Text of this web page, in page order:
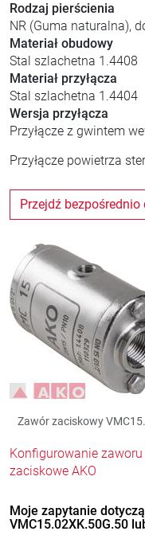
Rodzaj pierścienia
NR (Guma naturalna),
Materiał obudowy
Stal szlachetna 1.4408
Materiał przyłącza
Stal szlachetna 1.4404
Wersja przyłącza
Przyłącze z gwintem
Przyłącze powietrza
Przejdź bezpośrednio
Zawór zaciskowy
Konfigurowanie
zaciskowe AKO
Moje zapytanie
VMC15.02XK.50G.50